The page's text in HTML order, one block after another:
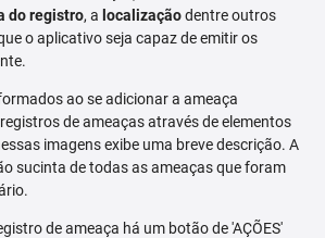
do registro, a localizaçãodentre outros
o aplicativo seja capaz de emitir os
ao se adicionar a ameaça
de ameaças através de elementos
imagens exibe uma breve descrição. A
sucinta de todas as ameaças que foram
de ameaça há um botão de 'AÇÕES'